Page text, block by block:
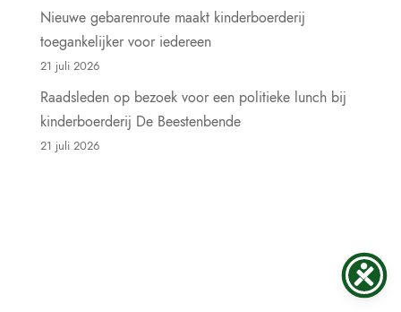
Nieuwe gebarenroute maakt kinderboerderij
toegankelijker voor iedereen
21 juli 2026
Raadsleden op bezoek voor een politieke lunch bij
kinderboerderij De Beestenbende
21 juli 2026